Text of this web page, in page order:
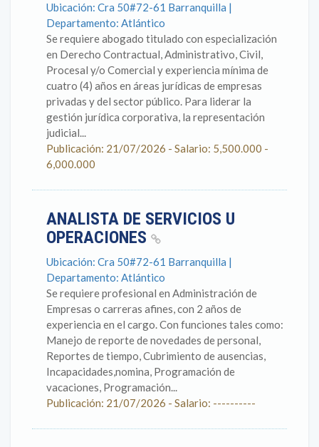
Ubicación: Cra 50#72-61 Barranquilla |
Departamento: Atlántico
Se requiere abogado titulado con especialización
en Derecho Contractual, Administrativo, Civil,
Procesal y/o Comercial y experiencia mínima de
cuatro (4) años en áreas jurídicas de empresas
privadas y del sector público. Para liderar la
gestión jurídica corporativa, la representación
judicial...
Publicación: 21/07/2026 - Salario: 5,500.000 -
6,000.000
ANALISTA DE SERVICIOS U
OPERACIONES
Ubicación: Cra 50#72-61 Barranquilla |
Departamento: Atlántico
Se requiere profesional en Administración de
Empresas o carreras afines, con 2 años de
experiencia en el cargo. Con funciones tales como:
Manejo de reporte de novedades de personal,
Reportes de tiempo, Cubrimiento de ausencias,
Incapacidades,nomina, Programación de
vacaciones, Programación...
Publicación: 21/07/2026 - Salario: ----------